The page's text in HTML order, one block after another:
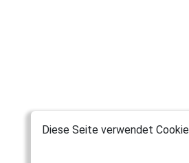
Diese Seite verwendet